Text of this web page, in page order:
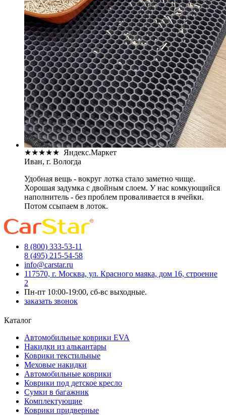
★★★★★ Яндекс.Маркет
Иван, г. Вологда
Удобная вещь - вокруг лотка стало заметно чище.
Хорошая задумка с двойным слоем. У нас комкующийся
наполнитель - без проблем проваливается в ячейки.
Потом ссыпаем в лоток.
8 (800) 333-53-11
8 (495) 215-54-58
info@carstar.ru
117570, г. Москва, ул. Красного маяка, дом 16, строение
2
Пн-пт 10:00-19:00, сб-вс выходные.
заказать звонок
Каталог
Автомобильные коврики EVA
Накидки из алькантары
Коврики текстильные
Меховые накидки
Автомобильные коврики
Коврики под детское кресло
Сумки в багажник
Комплектующие
Коврики придверные